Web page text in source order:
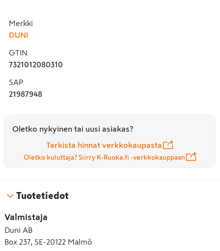
uudelleenkäytettävät kuumien juomien mukit ovat
mikroaaltouunin kestäviä sekä konepestäviä.
varmistat miellyttävän ja vuotamattoman takeaway-
kokemuksen. Valmistettu Euroopassa.
Merkki
DUNI
GTIN
7321012080310
SAP
21987948
Oletko nykyinen tai uusi asiakas?
Tarkista hinnat verkkokaupasta
Oletko kuluttaja? Siirry K-Ruoka.fi -verkkokauppaan
Tuotetiedot
Valmistaja
Duni AB
Box 237, SE-20122 Malmö